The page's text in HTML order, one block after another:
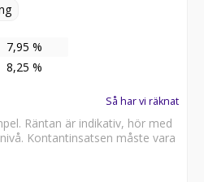
7,95 %
8,25 %
Så har vi räknat
Räntan är indikativ, hör med
Kontantinsatsen måste vara